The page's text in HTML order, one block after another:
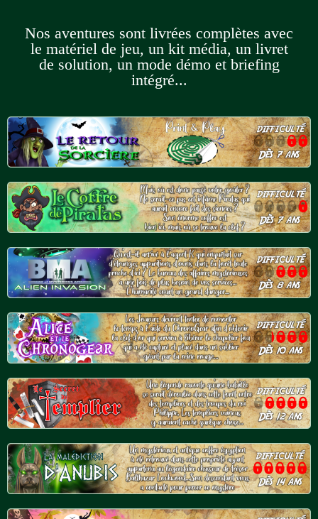
Nos aventures sont livrées complètes avec
le matériel de jeu, un kit média, un livret
de solution, un mode démo et briefing
intégré...